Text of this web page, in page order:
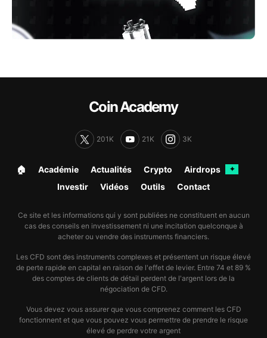
Coin Academy
201K 21K 3K
🏠︎ Académie Actualités Crypto Airdrops ✦
Investir Vidéos Outils Contact
Ce site et les informations qui y sont publiées ne constituent en aucun
cas des conseils en investissement ni une incitation quelconque à
acheter ou vendre des instruments financiers.
Les CFD sont des instruments complexes et présentent un risque élevé
de perte rapide en capital en raison de l'effet de levier. Entre 74 et 89 %
des comptes de clients de détail perdent de l'argent lors de la
négociation de CFD.
Vous devez vous assurer que vous comprenez comment les CFD
fonctionnent et que vous pouvez vous permettre de prendre le risque
élevé de perdre votre argent